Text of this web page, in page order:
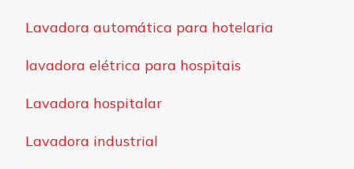
Lavadora automática para hotelaria
lavadora elétrica para hospitais
Lavadora hospitalar
Lavadora industrial